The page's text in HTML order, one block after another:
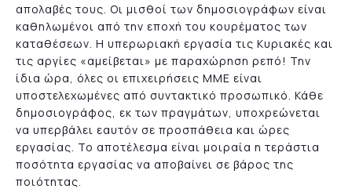
απολαβές τους. Οι μισθοί των δημοσιογράφων είναι
καθηλωμένοι από την εποχή του κουρέματος των
καταθέσεων. Η υπερωριακή εργασία τις Κυριακές και
τις αργίες «αμείβεται» με παραχώρηση ρεπό! Την
ίδια ώρα, όλες οι επιχειρήσεις ΜΜΕ είναι
υποστελεχωμένες από συντακτικό προσωπικό. Κάθε
δημοσιογράφος, εκ των πραγμάτων, υποχρεώνεται
να υπερβάλει εαυτόν σε προσπάθεια και ώρες
εργασίας. Το αποτέλεσμα είναι μοιραία η τεράστια
ποσότητα εργασίας να αποβαίνει σε βάρος της
ποιότητας.